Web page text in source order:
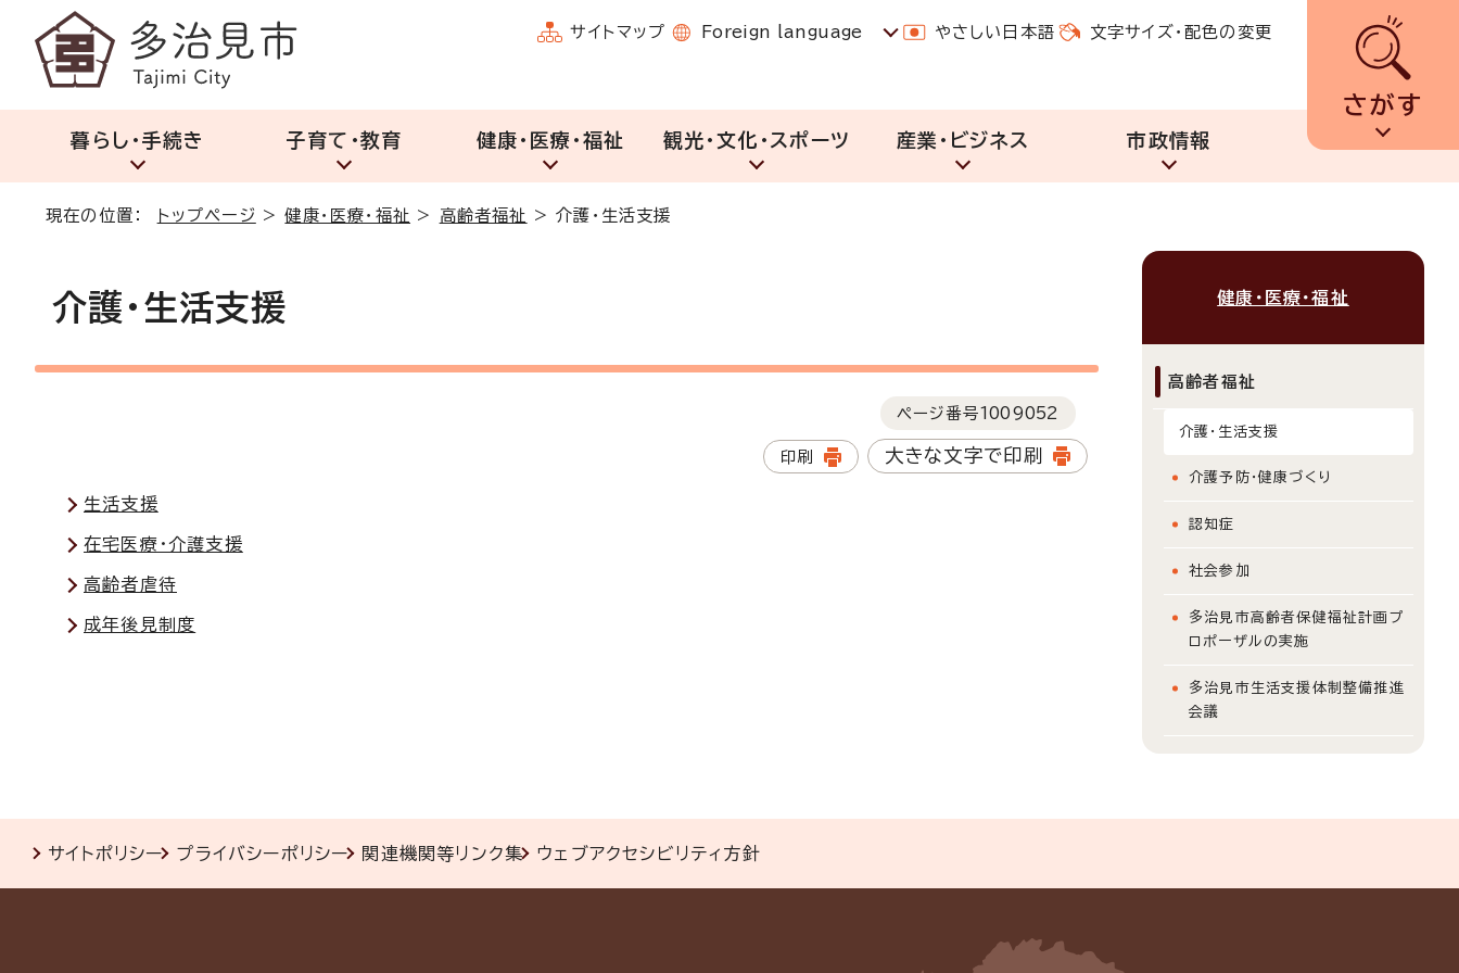
サイトマップ Foreign language やさしい日本語 文字サイズ・配色の変更
さがす
暮らし・手続き 子育て・教育 健康・医療・福祉 観光・文化・スポーツ 産業・ビジネス 市政情報
現在の位置： トップページ >健康・医療・福祉 > 高齢者福祉 >介護・生活支援
介護・生活支援
ページ番号1009052
印刷 大きな文字で印刷
生活支援
在宅医療・介護支援
高齢者虐待
成年後見制度
健康・医療・福祉
高齢者福祉
介護・生活支援
介護予防・健康づくり
認知症
社会参加
多治見市高齢者保健福祉計画プ
ロポーザルの実施
多治見市生活支援体制整備推進
会議
サイトポリシー プライバシーポリシー 関連機関等リンク集 ウェブアクセシビリティ方針